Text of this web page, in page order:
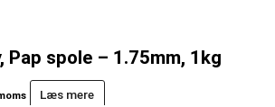
Pap spole – 1.75mm, 1kg
Læs mere